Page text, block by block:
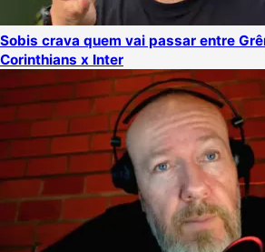
Sobis crava quem vai passar entre
Corinthians x Inter